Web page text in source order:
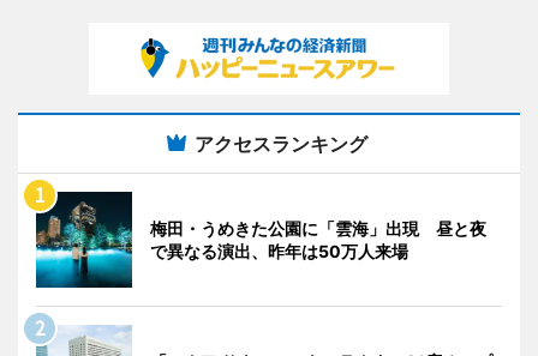
アクセスランキング
梅田・うめきた公園に「雲海」出現 昼と夜
で異なる演出、昨年は50万人来場